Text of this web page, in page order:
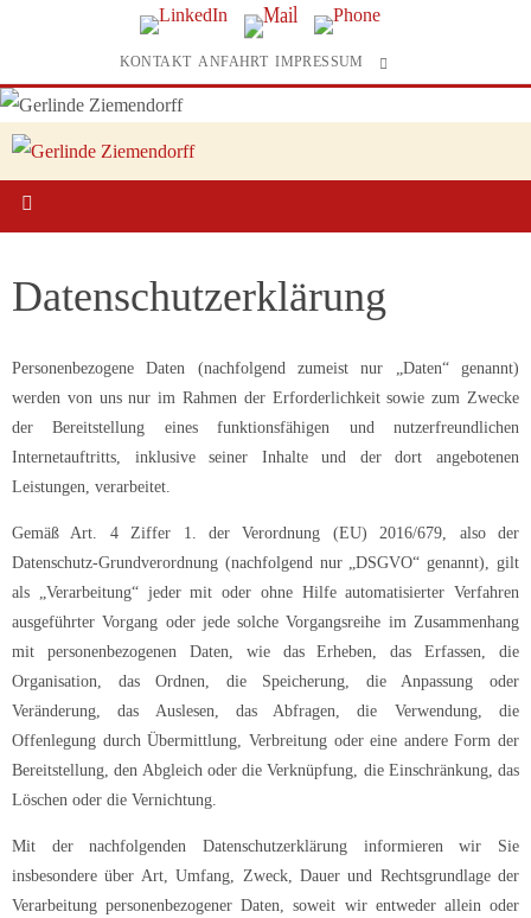
KONTAKT ANFAHRT IMPRESSUM
Datenschutzerklärung
Personenbezogene Daten (nachfolgend zumeist nur „Daten“ genannt)
werden von uns nur im Rahmen der Erforderlichkeit sowie zum Zwecke
der Bereitstellung eines funktionsfähigen und nutzerfreundlichen
Internetauftritts, inklusive seiner Inhalte und der dort angebotenen
Leistungen, verarbeitet.
Gemäß Art. 4 Ziffer 1. der Verordnung (EU) 2016/679, also der
Datenschutz-Grundverordnung (nachfolgend nur „DSGVO“ genannt), gilt
als „Verarbeitung“ jeder mit oder ohne Hilfe automatisierter Verfahren
ausgeführter Vorgang oder jede solche Vorgangsreihe im Zusammenhang
mit personenbezogenen Daten, wie das Erheben, das Erfassen, die
Organisation, das Ordnen, die Speicherung, die Anpassung oder
Veränderung, das Auslesen, das Abfragen, die Verwendung, die
Offenlegung durch Übermittlung, Verbreitung oder eine andere Form der
Bereitstellung, den Abgleich oder die Verknüpfung, die Einschränkung, das
Löschen oder die Vernichtung.
Mit der nachfolgenden Datenschutzerklärung informieren wir Sie
insbesondere über Art, Umfang, Zweck, Dauer und Rechtsgrundlage der
Verarbeitung personenbezogener Daten, soweit wir entweder allein oder